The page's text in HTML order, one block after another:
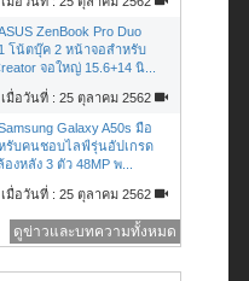
ZenBook Pro Duo
โน้ตบุ๊ค 2 หน้าจอสำหรับ
จอใหญ่ 15.6+14 นิ...
เมื่อวันที่ : 25 ตุลาคม 2562
Galaxy A50s มือ
รับคนชอบไลฟ์รุ่นอัปเกรด
งหลัง 3 ตัว 48MP พ...
เมื่อวันที่ : 25 ตุลาคม 2562
ดูข่าวและบทความทั้งหมด